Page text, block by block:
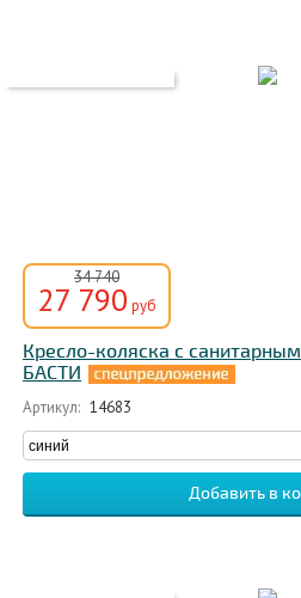
34 740
27 790 руб
Кресло-коляска с
БАСТИ
Артикул: 14683